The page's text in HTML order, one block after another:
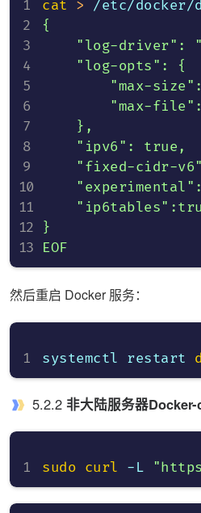
cat > /etc/docker/
{
"log-driver":
    "log-opts": {
"max-
"max-
    },
    "ipv6": true,
"fixed-cidr-
}
EOF
然后重启 Docker 服务：
systemctl restart
5.2.2 非大陆服务器
sudo curl -L